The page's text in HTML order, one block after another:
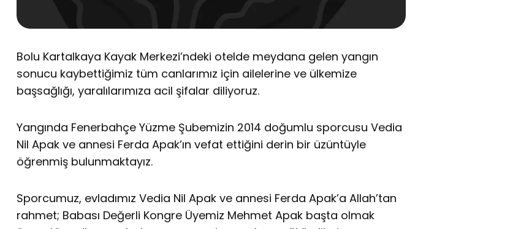
Bolu Kartalkaya Kayak Merkezi’ndeki otelde meydana gelen yangın
sonucu kaybettiğimiz tüm canlarımız için ailelerine ve ülkemize
başsağlığı, yaralılarımıza acil şifalar diliyoruz.
Yangında Fenerbahçe Yüzme Şubemizin 2014 doğumlu sporcusu Vedia
Nil Apak ve annesi Ferda Apak’ın vefat ettiğini derin bir üzüntüyle
öğrenmiş bulunmaktayız.
Sporcumuz, evladımız Vedia Nil Apak ve annesi Ferda Apak’a Allah’tan
rahmet; Babası Değerli Kongre Üyemiz Mehmet Apak başta olmak